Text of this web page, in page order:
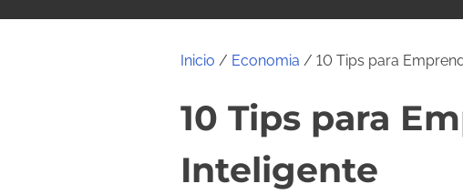
Inicio / Economia / 10 Tips para
10 Tips para
Inteligente